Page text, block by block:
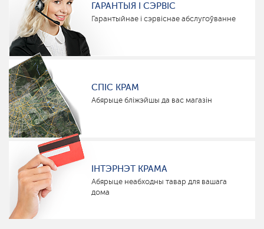
ГАРАНТЫЯ І СЭРВІС
Гарантыйнае і сэрвіснае абслугоўванне
СПІС КРАМ
Абярыце бліжэйшы да вас магазін
ІНТЭРНЭТ КРАМА
Абярыце неабходны тавар для вашага
дома